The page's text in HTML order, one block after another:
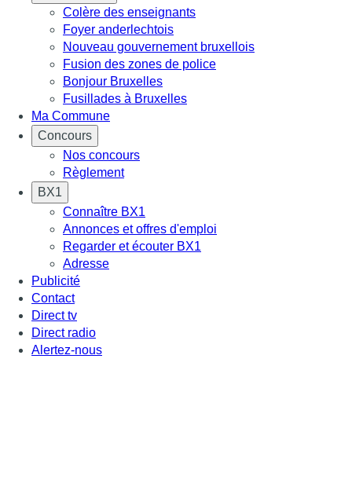
Colère des enseignants
Foyer anderlechtois
Nouveau gouvernement bruxellois
Fusion des zones de police
Bonjour Bruxelles
Fusillades à Bruxelles
Ma Commune
Concours
Nos concours
Règlement
BX1
Connaître BX1
Annonces et offres d'emploi
Regarder et écouter BX1
Adresse
Publicité
Contact
Direct tv
Direct radio
Alertez-nous